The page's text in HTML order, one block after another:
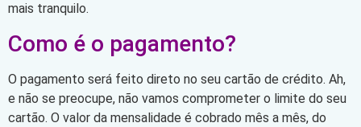
mais tranquilo.
Como é o pagamento?
O pagamento será feito direto no seu cartão de crédito. Ah,
e não se preocupe, não vamos comprometer o limite do seu
cartão. O valor da mensalidade é cobrado mês a mês, do